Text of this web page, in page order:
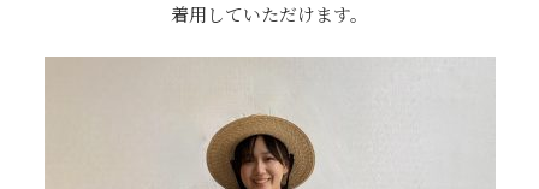
着用していただけます。